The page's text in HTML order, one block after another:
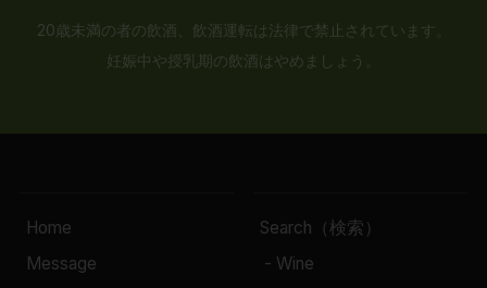
20歳未満の者の飲酒、飲酒運転は法律で禁止されています。
妊娠中や授乳期の飲酒はやめましょう。
Home
Message
Search（検索）
- Wine